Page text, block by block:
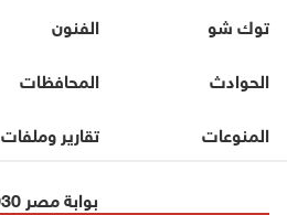
توك شو
الفنون
الحوادث
المحافظات
المنوعات
تقارير وملفات
بوابة مصر 2030